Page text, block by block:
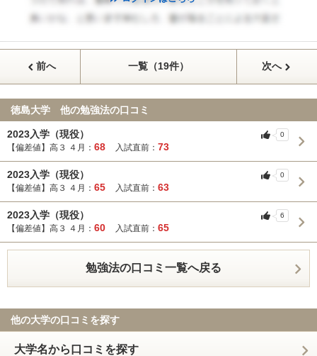
前へ 一覧（19件） 次へ
徳島大学 他の勉強法の口コミ
2023入学（現役）
【偏差値】高３ ４月： 68 入試直前： 73
0
2023入学（現役）
【偏差値】高３ ４月： 65 入試直前： 63
0
2023入学（現役）
【偏差値】高３ ４月： 60 入試直前： 65
6
勉強法の口コミ一覧へ戻る
他の大学の口コミを探す
大学名から口コミを探す